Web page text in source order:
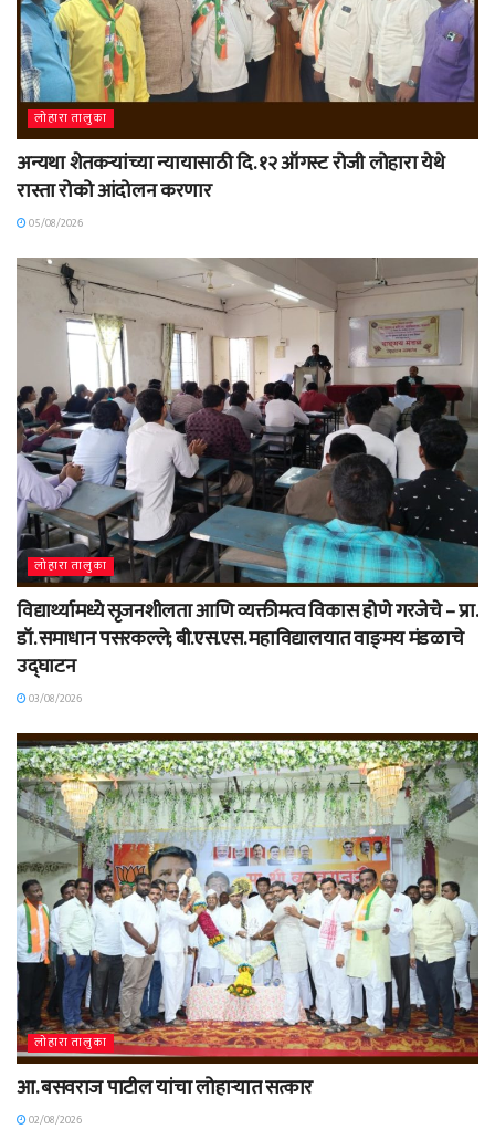
लोहारा तालुका
अन्यथा शेतकऱ्यांच्या न्यायासाठी दि. १२ ऑगस्ट रोजी लोहारा येथे
रास्ता रोको आंदोलन करणार
05/08/2026
लोहारा तालुका
विद्यार्थ्यामध्ये सृजनशीलता आणि व्यक्तीमत्व विकास होणे गरजेचे – प्रा.
डॉ. समाधान पसरकल्ले; बी.एस.एस. महाविद्यालयात वाङ्‌मय मंडळाचे
उद्घाटन
03/08/2026
लोहारा तालुका
आ. बसवराज पाटील यांचा लोहाऱ्यात सत्कार
02/08/2026